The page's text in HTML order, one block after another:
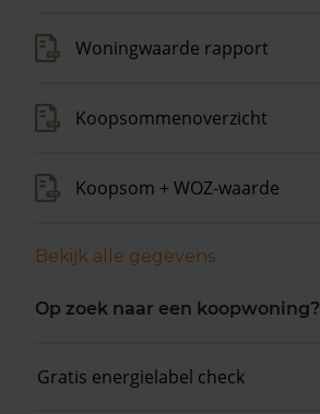
Woningwaarde rapport
Koopsommenoverzicht
Koopsom + WOZ-waarde
Bekijk alle gegevens
Op zoek naar een koopwoning?
Gratis energielabel check